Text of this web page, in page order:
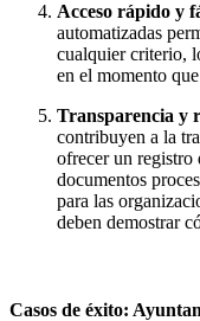
Acceso rápido y
automatizadas
cualquier criterio,
en el momento
Transparencia y
contribuyen a la
ofrecer un registro
documentos
para las
deben demostrar
Casos de éxito: